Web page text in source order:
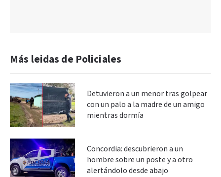
Más leidas de Policiales
Detuvieron a un menor tras golpear
con un palo a la madre de un amigo
mientras dormía
Concordia: descubrieron a un
hombre sobre un poste y a otro
alertándolo desde abajo